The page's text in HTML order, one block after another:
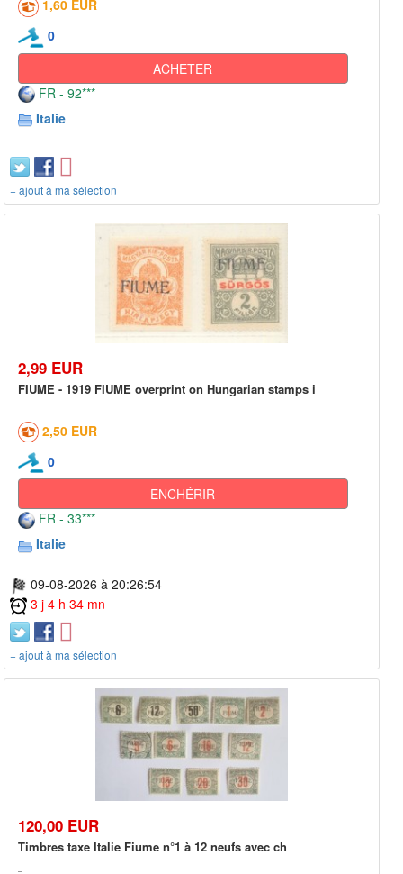
1,60 EUR
0
ACHETER
FR - 92***
Italie
+ ajout à ma sélection
2,99 EUR
FIUME - 1919 FIUME overprint on Hungarian stamps i
2,50 EUR
0
ENCHÉRIR
FR - 33***
Italie
09-08-2026 à 20:26:54
3 j 4 h 34 mn
+ ajout à ma sélection
120,00 EUR
Timbres taxe Italie Fiume n°1 à 12 neufs avec ch